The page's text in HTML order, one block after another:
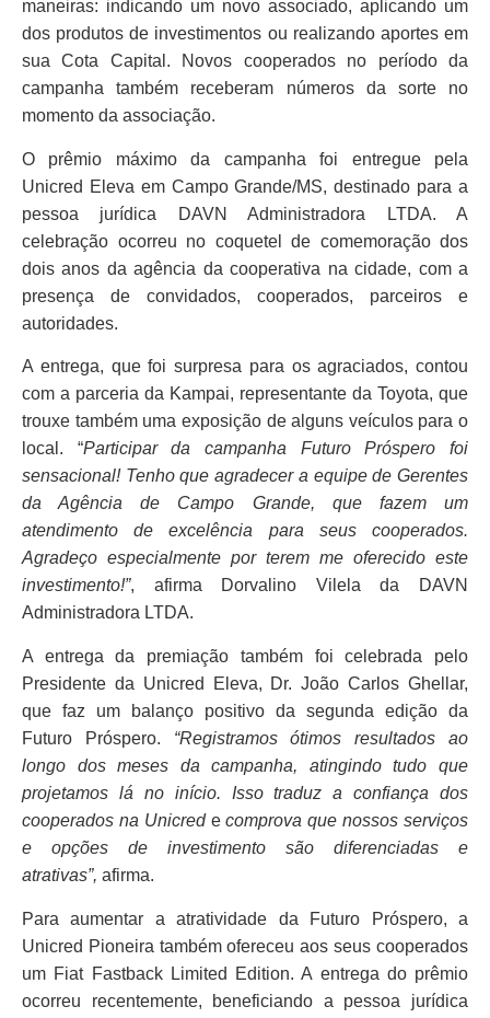
maneiras: indicando um novo associado, aplicando um
dos produtos de investimentos ou realizando aportes em
sua Cota Capital. Novos cooperados no período da
campanha também receberam números da sorte no
momento da associação.
O prêmio máximo da campanha foi entregue pela
Unicred Eleva em Campo Grande/MS, destinado para a
pessoa jurídica DAVN Administradora LTDA. A
celebração ocorreu no coquetel de comemoração dos
dois anos da agência da cooperativa na cidade, com a
presença de convidados, cooperados, parceiros e
autoridades.
A entrega, que foi surpresa para os agraciados, contou
com a parceria da Kampai, representante da Toyota, que
trouxe também uma exposição de alguns veículos para o
local. “Participar da campanha Futuro Próspero foi
sensacional! Tenho que agradecer a equipe de Gerentes
da Agência de Campo Grande, que fazem um
atendimento de excelência para seus cooperados.
Agradeço especialmente por terem me oferecido este
investimento!”, afirma Dorvalino Vilela da DAVN
Administradora LTDA.
A entrega da premiação também foi celebrada pelo
Presidente da Unicred Eleva, Dr. João Carlos Ghellar,
que faz um balanço positivo da segunda edição da
Futuro Próspero. “Registramos ótimos resultados ao
longo dos meses da campanha, atingindo tudo que
projetamos lá no início. Isso traduz a confiança dos
cooperados na Unicredecomprova que nossos serviços
e opções de investimento são diferenciadas e
atrativas”, afirma.
Para aumentar a atratividade da Futuro Próspero, a
Unicred Pioneira também ofereceu aos seus cooperados
um Fiat Fastback Limited Edition. A entrega do prêmio
ocorreu recentemente, beneficiando a pessoa jurídica